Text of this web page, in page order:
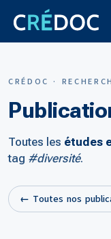
CRÉDOC ·
Toutes les études
tag #diversité.
← Toutes nos